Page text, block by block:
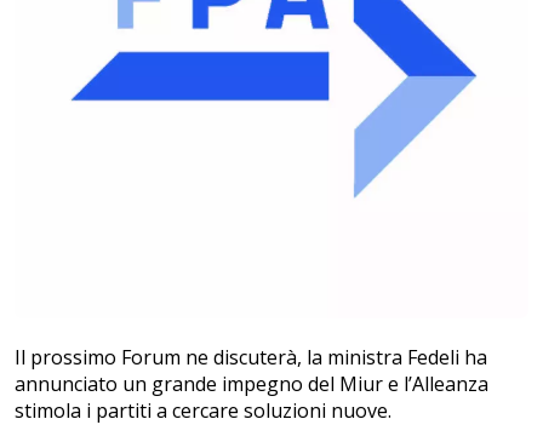
Il prossimo Forum ne discuterà, la ministra Fedeli ha
annunciato un grande impegno del Miur e l’Alleanza
stimola i partiti a cercare soluzioni nuove.